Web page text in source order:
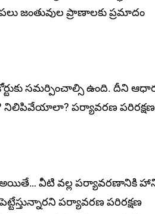
జంతువుల ప్రాణాలకు ప్రమాదం
సమర్పించాల్సి ఉంది. దీని
నిలిపివేయాలా? పర్యావరణ
అయితే… వీటి వల్ల పర్యావరణానికి
పర్యావరణ ప‌రిరక్ష‌ణ‌